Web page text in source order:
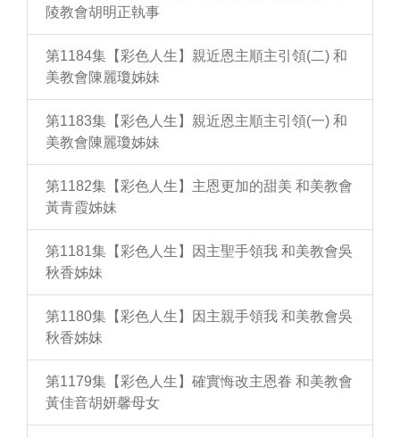
陵教會胡明正執事
第1184集【彩色人生】親近恩主順主引領(二) 和
美教會陳麗瓊姊妹
第1183集【彩色人生】親近恩主順主引領(一) 和
美教會陳麗瓊姊妹
第1182集【彩色人生】主恩更加的甜美 和美教會
黃青霞姊妹
第1181集【彩色人生】因主聖手領我 和美教會吳
秋香姊妹
第1180集【彩色人生】因主親手領我 和美教會吳
秋香姊妹
第1179集【彩色人生】確實悔改主恩眷 和美教會
黃佳音胡妍馨母女